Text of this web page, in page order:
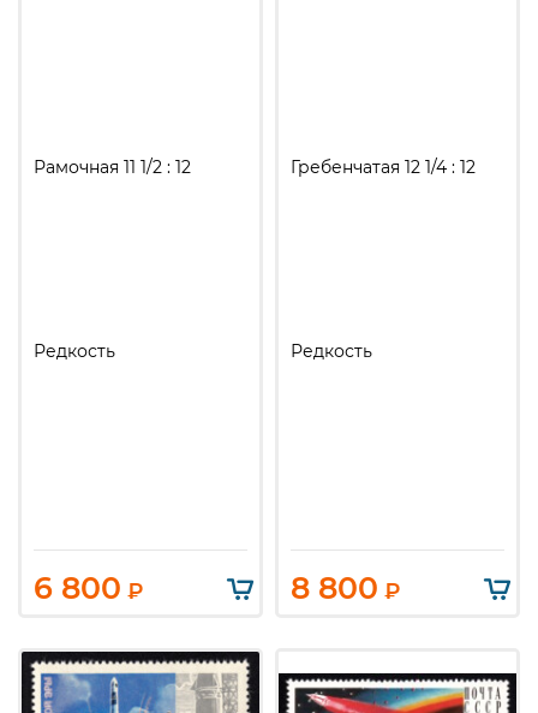
Рамочная 11 1/2 : 12
Редкость
6 800 ₽
Гребенчатая 12 1/4 : 12
Редкость
8 800 ₽